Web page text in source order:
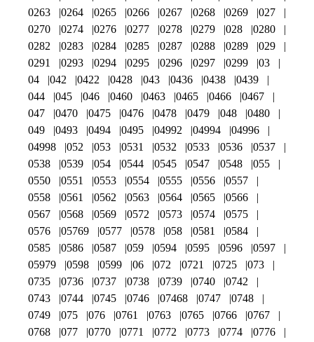
0263
0264 0265 0266 0267 0268 0269
027
0270
0274 0276 0277 0278 0279 028
0280
0282
0283 0284 0285 0287 0288 0289
029
0291
0293 0294 0295 0296 0297 0299
03
04
042 0422 0428 043 0436 0438
0439
044
045 046 0460 0463 0465 0466
0467
047
0470 0475 0476 0478 0479 048
0480
049
0493 0494 0495 04992 04994
04996
04998
052 053 0531 0532 0533 0536
0537
0538
0539 054 0544 0545 0547 0548
055
0550
0551 0553 0554 0555 0556
0557
0558
0561 0562 0563 0564 0565
0566
0567
0568 0569 0572 0573 0574
0575
0576
05769 0577 0578 058 0581
0584
0585
0586 0587 059 0594 0595 0596
0597
05979
0598 0599 06 072 0721 0725
073
0735
0736 0737 0738 0739 0740
0742
0743
0744 0745 0746 07468 0747
0748
0749
075 076 0761 0763 0765 0766
0767
0768
077 0770 0771 0772 0773 0774
0776